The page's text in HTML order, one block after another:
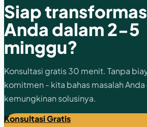
Siap
Anda dalam 2-5
minggu?
Konsultasi gratis 30 menit. Tanpa
komitmen - kita bahas masalah Anda
kemungkinan solusinya.
Konsultasi Gratis